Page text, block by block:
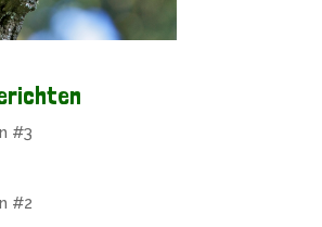
#3
#2